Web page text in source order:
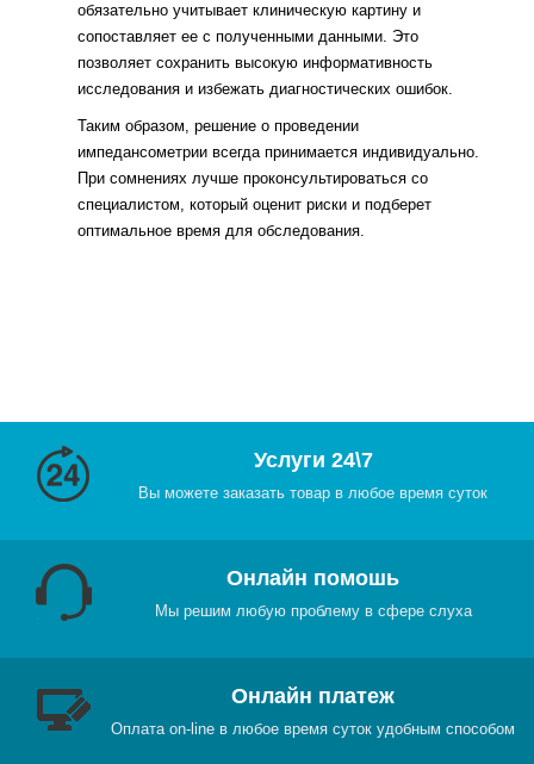
обязательно учитывает клиническую картину и
сопоставляет ее с полученными данными. Это
позволяет сохранить высокую информативность
исследования и избежать диагностических ошибок.
Таким образом, решение о проведении
импедансометрии всегда принимается индивидуально.
При сомнениях лучше проконсультироваться со
специалистом, который оценит риски и подберет
оптимальное время для обследования.
Услуги 24\7
Вы можете заказать товар в любое время суток
Онлайн помошь
Мы решим любую проблему в сфере слуха
Онлайн платеж
Оплата on-line в любое время суток удобным способом